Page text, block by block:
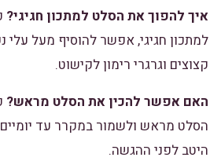
איך להפוך את הסלט למתכון חגיגי?
למתכון חגיגי, אפשר להוסיף מעל עלי
קצוצים וגרגרי רימון לקישוט.
האם אפשר להכין את הסלט מראש?
הסלט מראש ולשמור במקרר עד
היטב לפני ההגשה.